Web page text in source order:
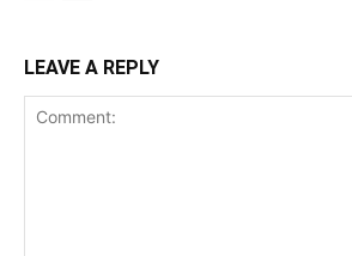
LEAVE A REPLY